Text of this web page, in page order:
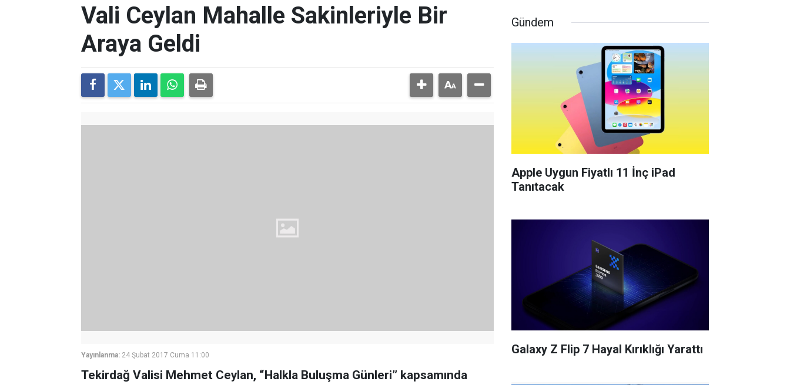
Vali Ceylan Mahalle Sakinleriyle Bir
Araya Geldi
Yayınlanma: 24 Şubat 2017 Cuma 11:00
Tekirdağ Valisi Mehmet Ceylan, “Halkla Buluşma Günleri” kapsamında
Gündem
Apple Uygun Fiyatlı 11 İnç iPad
Tanıtacak
Galaxy Z Flip 7 Hayal Kırıklığı Yarattı